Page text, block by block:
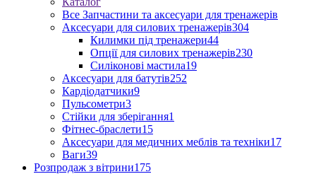
Все Запчастини та аксесуари для тренажерів
Аксесуари для силових тренажерів304
Килимки під тренажери44
Опції для силових тренажерів230
Силіконові мастила19
Аксесуари для батутів252
Кардіодатчики9
Пульсометри3
Стійки для зберігання1
Фітнес-браслети15
Аксесуари для медичних меблів та техніки17
Ваги39
Розпродаж з вітрини175